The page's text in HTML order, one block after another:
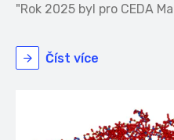
"Rok 2025 byl pro CEDA
Číst více